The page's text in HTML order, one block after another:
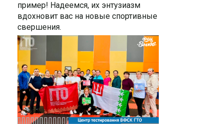
пример! Надеемся, их энтузиазм
вдохновит вас на новые спортивные
свершения.